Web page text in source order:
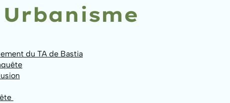
du TA de Bastia